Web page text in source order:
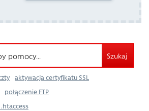
Szukaj
aktywacja certyfikatu SSL
połączenie FTP